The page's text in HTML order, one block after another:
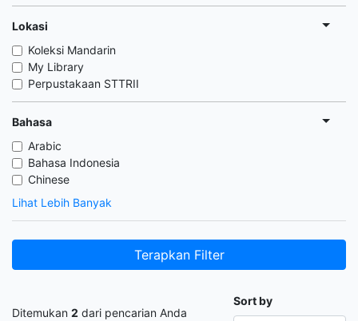
Lokasi
Koleksi Mandarin
My Library
Perpustakaan STTRII
Bahasa
Arabic
Bahasa Indonesia
Chinese
Lihat Lebih Banyak
Terapkan Filter
Ditemukan 2 dari pencarian Anda
Sort by